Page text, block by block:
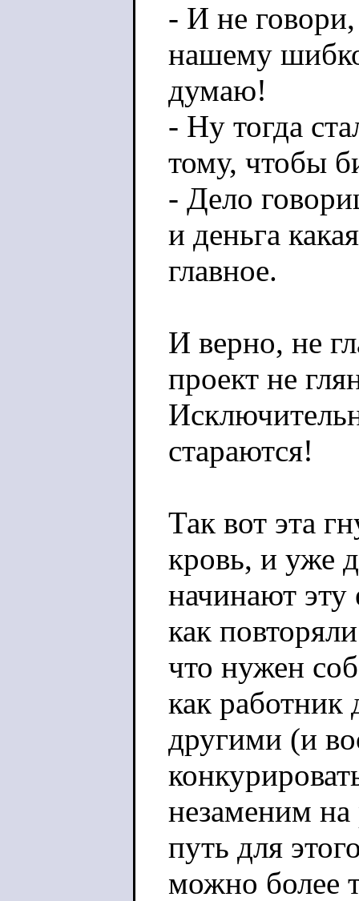
- И не
нашему шибко
думаю!
- Ну тогда
тому, чтобы
- Дело
и деньга
главное.
И верно, не
проект не
стараются!
Так вот эта
кровь, и уже
начинают эту
как
что нужен
как работник
другими (и
незаменим
путь для
можно более